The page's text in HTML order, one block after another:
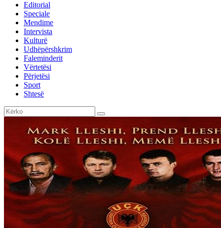
Editorial
Speciale
Mendime
Intervista
Kulturë
Udhëpërshkrim
Faleminderit
Vërtetësi
Përjetësi
Sport
Shtesë